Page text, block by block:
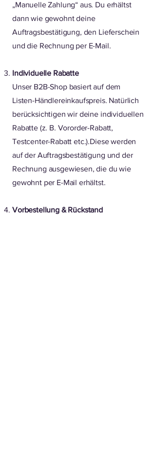
„Manuelle Zahlung“ aus. Du erhältst
dann wie gewohnt deine
Auftragsbestätigung, den Lieferschein
und die Rechnung per E-Mail.
Individuelle Rabatte
Unser B2B-Shop basiert auf dem
Listen-Händlereinkaufspreis. Natürlich
berücksichtigen wir deine individuellen
Rabatte (z. B. Vororder-Rabatt,
Testcenter-Rabatt etc.).Diese werden
auf der Auftragsbestätigung und der
Rechnung ausgewiesen, die du wie
gewohnt per E-Mail erhältst.
Vorbestellung & Rückstand